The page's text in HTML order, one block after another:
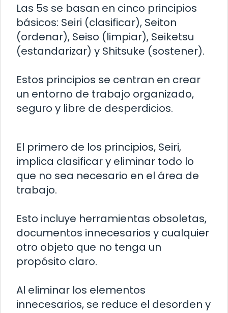
Las 5s se basan en cinco principios
básicos: Seiri (clasificar), Seiton
(ordenar), Seiso (limpiar), Seiketsu
(estandarizar) y Shitsuke (sostener).
Estos principios se centran en crear
un entorno de trabajo organizado,
seguro y libre de desperdicios.
El primero de los principios, Seiri,
implica clasificar y eliminar todo lo
que no sea necesario en el área de
trabajo.
Esto incluye herramientas obsoletas,
documentos innecesarios y cualquier
otro objeto que no tenga un
propósito claro.
Al eliminar los elementos
innecesarios, se reduce el desorden y